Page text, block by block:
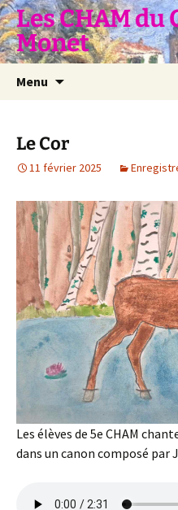
Aller
au
contenu
Les CHAM du
Monet
Menu
Le Cor
11 février 2025
Les élèves de 5e CHAM
dans un canon composé par